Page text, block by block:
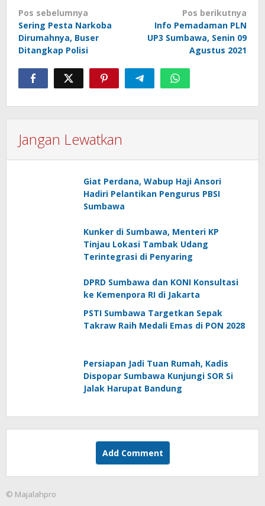
Navigasi
pos
Pos sebelumnya
Sering Pesta Narkoba
Dirumahnya, Buser
Ditangkap Polisi
Pos berikutnya
Info Pemadaman PLN
UP3 Sumbawa, Senin 09
Agustus 2021
Jangan Lewatkan
Giat Perdana, Wabup Haji Ansori
Hadiri Pelantikan Pengurus PBSI
Sumbawa
Kunker di Sumbawa, Menteri KP
Tinjau Lokasi Tambak Udang
Terintegrasi di Penyaring
DPRD Sumbawa dan KONI Konsultasi
ke Kemenpora RI di Jakarta
PSTI Sumbawa Targetkan Sepak
Takraw Raih Medali Emas di PON 2028
Persiapan Jadi Tuan Rumah, Kadis
Dispopar Sumbawa Kunjungi SOR Si
Jalak Harupat Bandung
Add Comment
© Majalahpro